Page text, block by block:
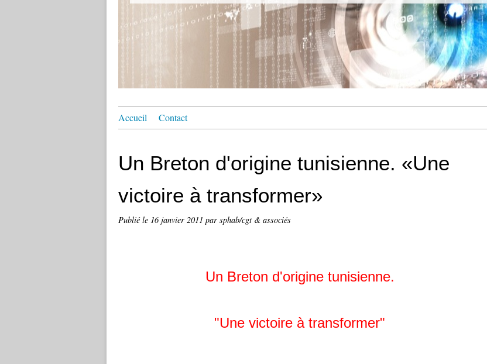
Accueil Contact
Un Breton d'origine tunisienne. «Une
victoire à transformer»
Publié le 16 janvier 2011 par sphab/cgt & associés
Un Breton d'origine tunisienne.
"Une victoire à transformer"